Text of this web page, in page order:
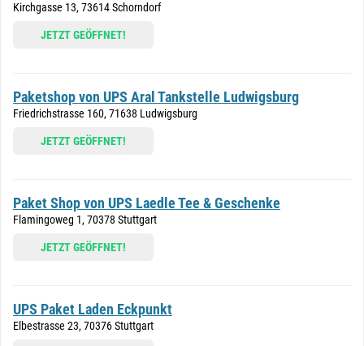
Kirchgasse 13, 73614 Schorndorf
JETZT GEÖFFNET!
Paketshop von UPS Aral Tankstelle Ludwigsburg
Friedrichstrasse 160, 71638 Ludwigsburg
JETZT GEÖFFNET!
Paket Shop von UPS Laedle Tee & Geschenke
Flamingoweg 1, 70378 Stuttgart
JETZT GEÖFFNET!
UPS Paket Laden Eckpunkt
Elbestrasse 23, 70376 Stuttgart